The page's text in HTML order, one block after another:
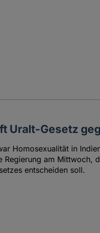
Uralt-Gesetz
Homosexualität in
Regierung am Mittwoch,
entscheiden soll.